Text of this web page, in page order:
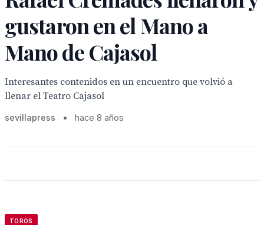
gustaron en el Mano a
Mano de Cajasol
Interesantes contenidos en un encuentro que volvió a
llenar el Teatro Cajasol
sevillapress • hace 8 años
TOROS